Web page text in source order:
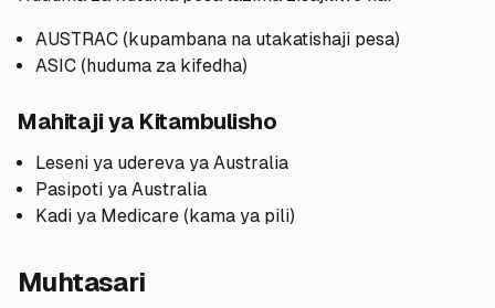
AUSTRAC (kupambana na utakatishaji pesa)
ASIC (huduma za kifedha)
Mahitaji ya Kitambulisho
Leseni ya udereva ya Australia
Pasipoti ya Australia
Kadi ya Medicare (kama ya pili)
Muhtasari